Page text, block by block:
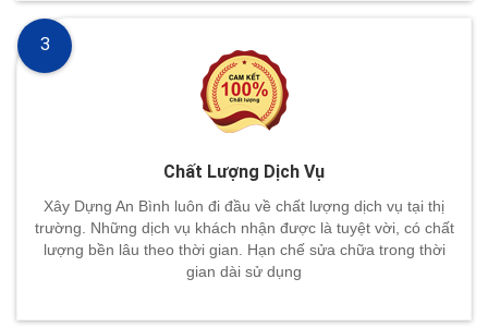
Chất Lượng Dịch Vụ
Xây Dựng An Bình luôn đi đầu về chất lượng dịch vụ tại thị
trường. Những dịch vụ khách nhận được là tuyệt vời, có chất
lượng bền lâu theo thời gian. Hạn chế sửa chữa trong thời
gian dài sử dụng
3